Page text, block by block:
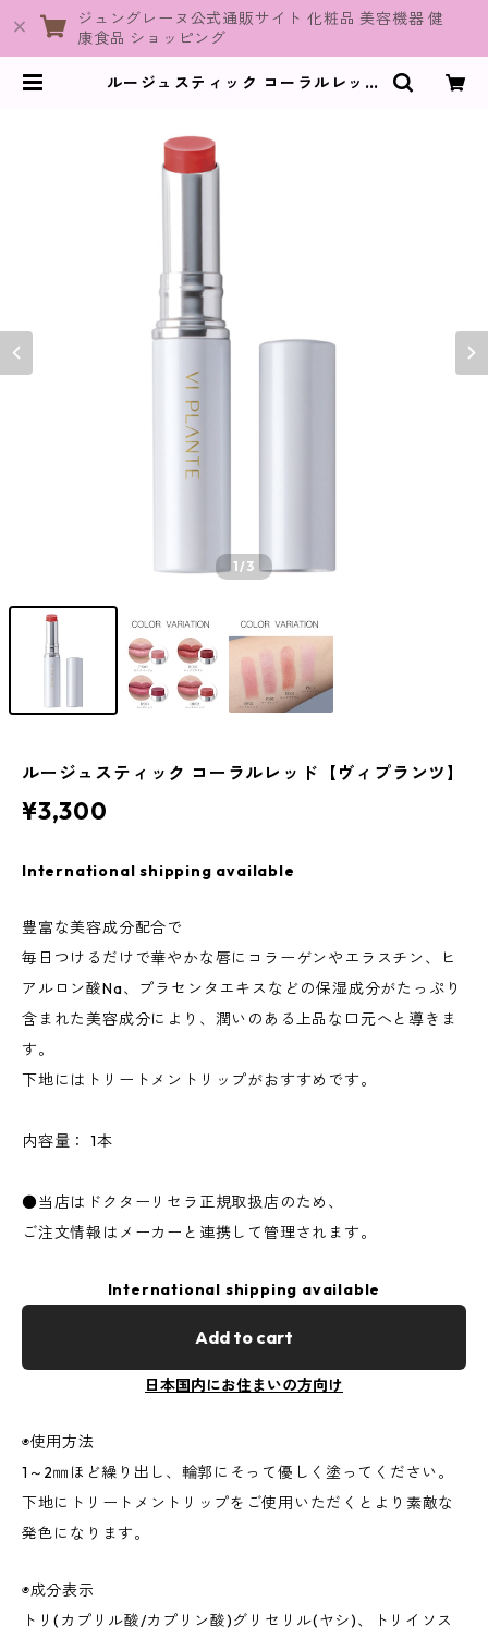
ジュングレーヌ公式通販サイト 化粧品 美容機器 健
康食品 ショッピング
ルージュスティック コーラルレッド
1/3
ルージュスティック コーラルレッド【ヴィプランツ】
¥3,300
International shipping available
豊富な美容成分配合で
毎日つけるだけで華やかな唇にコラーゲンやエラスチン、ヒ
アルロン酸Na、プラセンタエキスなどの保湿成分がたっぷり
含まれた美容成分により、潤いのある上品な口元へと導きま
す。
下地にはトリートメントリップがおすすめです。
内容量： 1本
●当店はドクターリセラ正規取扱店のため、
ご注文情報はメーカーと連携して管理されます。
International shipping available
Add to cart
日本国内にお住まいの方向け
◉使用方法
1～2㎜ほど繰り出し、輪郭にそって優しく塗ってください。
下地にトリートメントリップをご使用いただくとより素敵な
発色になります。
◉成分表示
トリ(カプリル酸/カプリン酸)グリセリル(ヤシ)、トリイソス